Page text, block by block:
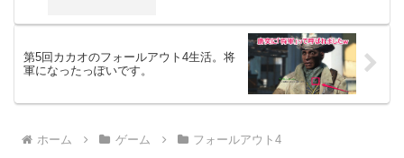
第5回カカオのフォールアウト4生活。将
軍になったっぽいです。
ホーム ゲーム フォールアウト4